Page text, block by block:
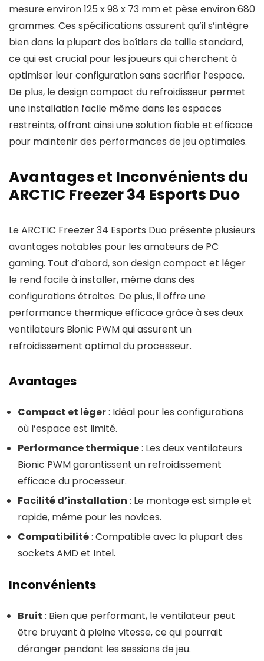
mesure environ 125 x 98 x 73 mm et pèse environ 680
grammes. Ces spécifications assurent qu’il s’intègre
bien dans la plupart des boîtiers de taille standard,
ce qui est crucial pour les joueurs qui cherchent à
optimiser leur configuration sans sacrifier l’espace.
De plus, le design compact du refroidisseur permet
une installation facile même dans les espaces
restreints, offrant ainsi une solution fiable et efficace
pour maintenir des performances de jeu optimales.
Avantages et Inconvénients du
ARCTIC Freezer 34 Esports Duo
Le ARCTIC Freezer 34 Esports Duo présente plusieurs
avantages notables pour les amateurs de PC
gaming. Tout d’abord, son design compact et léger
le rend facile à installer, même dans des
configurations étroites. De plus, il offre une
performance thermique efficace grâce à ses deux
ventilateurs Bionic PWM qui assurent un
refroidissement optimal du processeur.
Avantages
Compact et léger: Idéal pour les configurations
où l’espace est limité.
Performance thermique: Les deux ventilateurs
Bionic PWM garantissent un refroidissement
efficace du processeur.
Facilité d’installation : Le montage est simple et
rapide, même pour les novices.
Compatibilité: Compatible avec la plupart des
sockets AMD et Intel.
Inconvénients
Bruit : Bien que performant, le ventilateur peut
être bruyant à pleine vitesse, ce qui pourrait
déranger pendant les sessions de jeu.